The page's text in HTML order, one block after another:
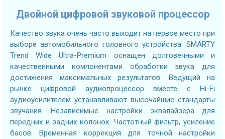
Двойной цифровой звуковой процессор
Качество звука очень часто выходит на первое место при
выборе автомобильного головного устройства. SMARTY
Trend Wide Ultra-Premium оснащен долговечными и
качественными компонентами обработки звука для
достижения максимальных результатов. Ведущий на
рынке цифровой аудиопроцессор вместе с Hi-Fi
аудиоусилителем устанавливают высочайшие стандарты
звучания. Независимые настройки эквалайзера для
передних и задних колонок. Частотный фильтр, усиление
басов. Временная коррекция для точной настройки